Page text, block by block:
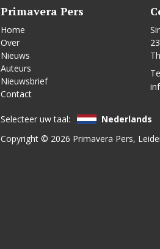
Primavera Pers
Home
Over
Nieuws
Auteurs
Nieuwsbrief
Contact
Selecteer uw taal: Nederlands
Copyright © 2026 Primavera Pers,